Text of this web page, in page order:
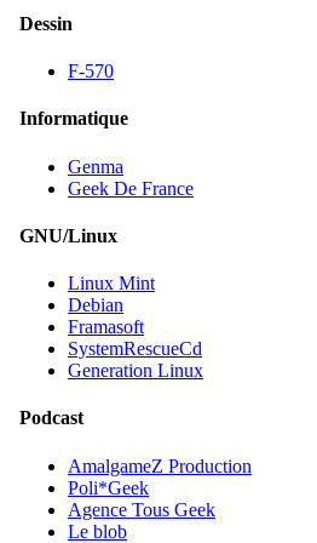
Dessin
F-570
Informatique
Genma
Geek De France
GNU/Linux
Linux Mint
Debian
Framasoft
SystemRescueCd
Generation Linux
Podcast
AmalgameZ Production
Poli*Geek
Agence Tous Geek
Le blob